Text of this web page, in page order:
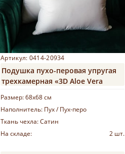
Артикул: 0414-20934
Подушка пухо-перовая упругая
трехкамерная «3D Aloe Vera
Размер:68х68 см
Наполнитель: Пух / Пух-перо
Ткань чехла:Сатин
На складе:
2 шт.